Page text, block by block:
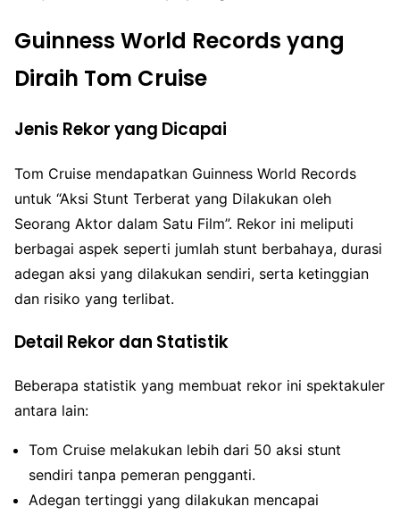
Guinness World Records yang
Diraih Tom Cruise
Jenis Rekor yang Dicapai
Tom Cruise mendapatkan Guinness World Records
untuk “Aksi Stunt Terberat yang Dilakukan oleh
Seorang Aktor dalam Satu Film”. Rekor ini meliputi
berbagai aspek seperti jumlah stunt berbahaya, durasi
adegan aksi yang dilakukan sendiri, serta ketinggian
dan risiko yang terlibat.
Detail Rekor dan Statistik
Beberapa statistik yang membuat rekor ini spektakuler
antara lain:
Tom Cruise melakukan lebih dari 50 aksi stunt
sendiri tanpa pemeran pengganti.
Adegan tertinggi yang dilakukan mencapai